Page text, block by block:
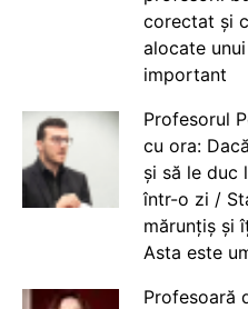
corectat și
alocate
important
Profesorul
cu ora:
și să le duc
într-o zi /
mărunțiș și
Asta este
Profesoară